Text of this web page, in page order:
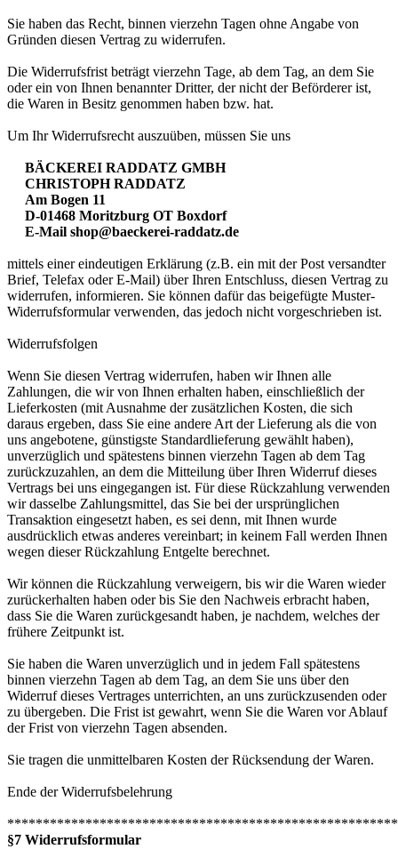
Sie haben das Recht, binnen vierzehn Tagen ohne Angabe von
Gründen diesen Vertrag zu widerrufen.
Die Widerrufsfrist beträgt vierzehn Tage, ab dem Tag, an dem Sie
oder ein von Ihnen benannter Dritter, der nicht der Beförderer ist,
die Waren in Besitz genommen haben bzw. hat.
Um Ihr Widerrufsrecht auszuüben, müssen Sie uns
BÄCKEREI RADDATZ GMBH
CHRISTOPH RADDATZ
Am Bogen 11
D-01468 Moritzburg OT Boxdorf
E-Mail shop@baeckerei-raddatz.de
mittels einer eindeutigen Erklärung (z.B. ein mit der Post versandter
Brief, Telefax oder E-Mail) über Ihren Entschluss, diesen Vertrag zu
widerrufen, informieren. Sie können dafür das beigefügte Muster-
Widerrufsformular verwenden, das jedoch nicht vorgeschrieben ist.
Widerrufsfolgen
Wenn Sie diesen Vertrag widerrufen, haben wir Ihnen alle
Zahlungen, die wir von Ihnen erhalten haben, einschließlich der
Lieferkosten (mit Ausnahme der zusätzlichen Kosten, die sich
daraus ergeben, dass Sie eine andere Art der Lieferung als die von
uns angebotene, günstigste Standardlieferung gewählt haben),
unverzüglich und spätestens binnen vierzehn Tagen ab dem Tag
zurückzuzahlen, an dem die Mitteilung über Ihren Widerruf dieses
Vertrags bei uns eingegangen ist. Für diese Rückzahlung verwenden
wir dasselbe Zahlungsmittel, das Sie bei der ursprünglichen
Transaktion eingesetzt haben, es sei denn, mit Ihnen wurde
ausdrücklich etwas anderes vereinbart; in keinem Fall werden Ihnen
wegen dieser Rückzahlung Entgelte berechnet.
Wir können die Rückzahlung verweigern, bis wir die Waren wieder
zurückerhalten haben oder bis Sie den Nachweis erbracht haben,
dass Sie die Waren zurückgesandt haben, je nachdem, welches der
frühere Zeitpunkt ist.
Sie haben die Waren unverzüglich und in jedem Fall spätestens
binnen vierzehn Tagen ab dem Tag, an dem Sie uns über den
Widerruf dieses Vertrages unterrichten, an uns zurückzusenden oder
zu übergeben. Die Frist ist gewahrt, wenn Sie die Waren vor Ablauf
der Frist von vierzehn Tagen absenden.
Sie tragen die unmittelbaren Kosten der Rücksendung der Waren.
Ende der Widerrufsbelehrung
§7 Widerrufsformular